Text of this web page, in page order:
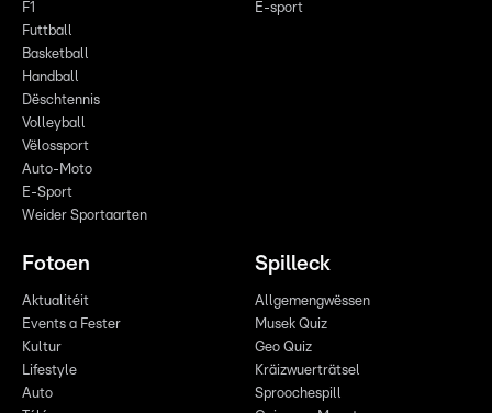
F1
Futtball
Basketball
Handball
Dëschtennis
Volleyball
Vëlossport
Auto-Moto
E-Sport
Weider Sportaarten
E-sport
Fotoen
Aktualitéit
Events a Fester
Kultur
Lifestyle
Auto
Spilleck
Allgemengwëssen
Musek Quiz
Geo Quiz
Kräizwuerträtsel
Sproochespill